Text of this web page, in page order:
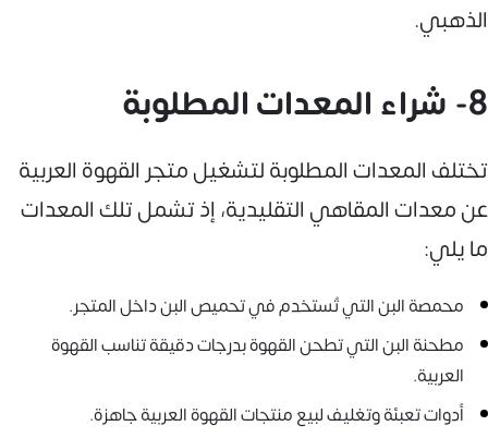
الذهبي.
8- شراء المعدات المطلوبة
تختلف المعدات المطلوبة لتشغيل متجر القهوة العربية
عن معدات المقاهي التقليدية، إذ تشمل تلك المعدات
ما يلي:
محمصة البن التي تُستخدم في تحميص البن داخل المتجر.
مطحنة البن التي تطحن القهوة بدرجات دقيقة تناسب القهوة
العربية.
أدوات تعبئة وتغليف لبيع منتجات القهوة العربية جاهزة.